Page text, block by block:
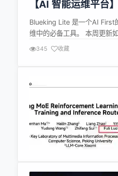
【AI 智能运维平台
Blueking Lite 是一个AI First
维中的必备工具。 本周更新
lobechat的应用支持记录对
345 收藏